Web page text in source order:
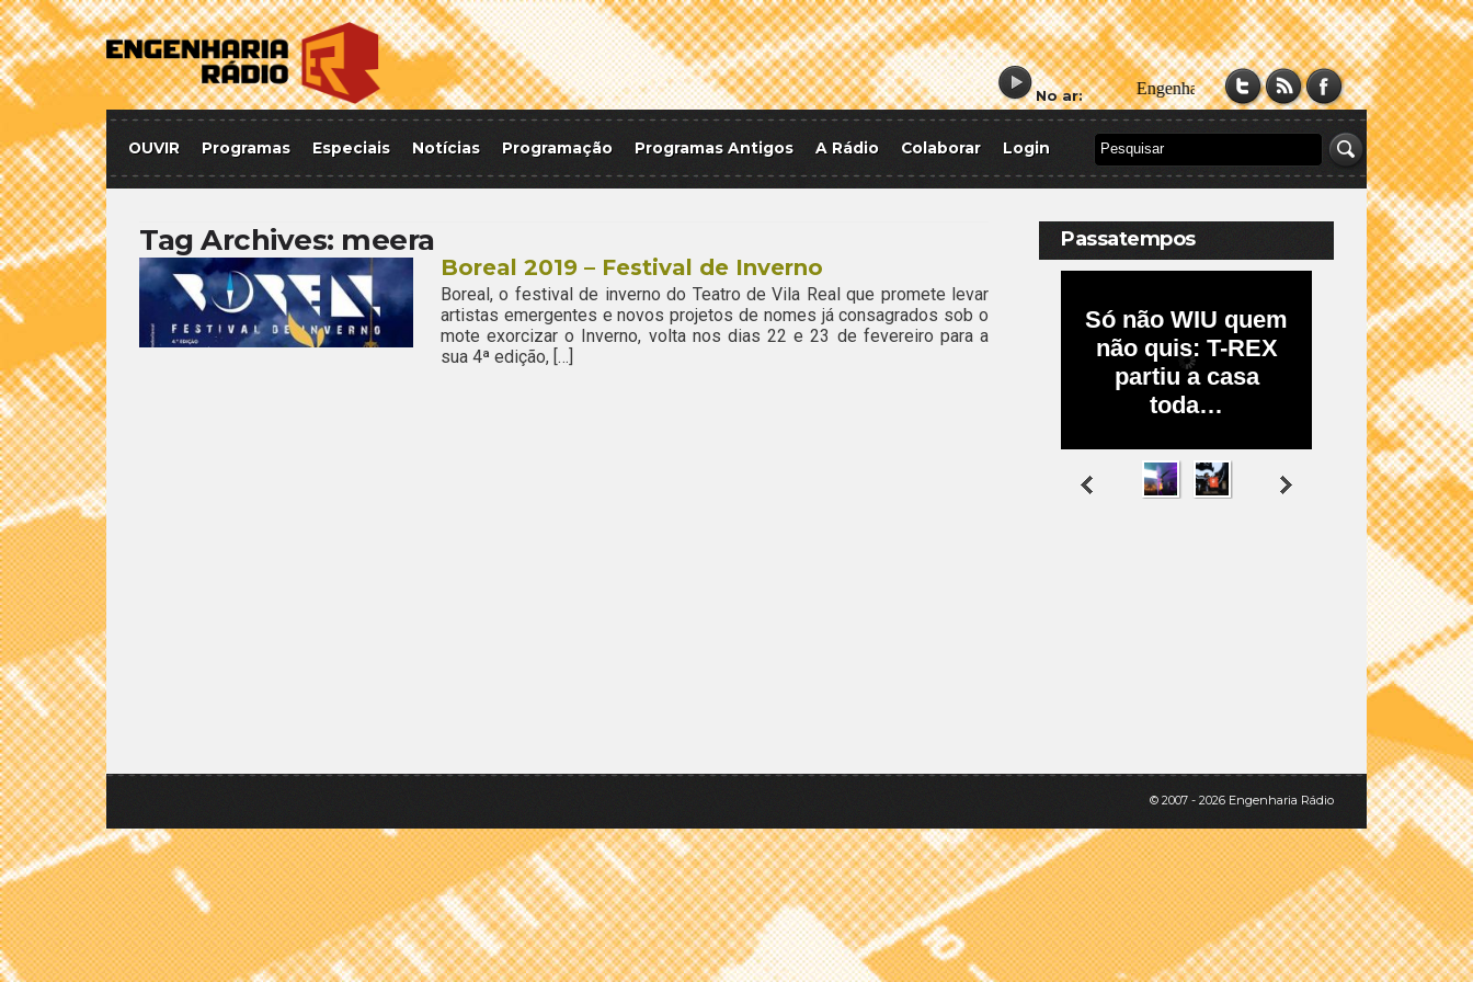
No ar:
OUVIR Programas Especiais Notícias Programação Programas Antigos A Rádio Colaborar Login
Tag Archives: meera
Boreal 2019 – Festival de Inverno
Boreal, o festival de inverno do Teatro de Vila Real que promete levar
artistas emergentes e novos projetos de nomes já consagrados sob o
mote exorcizar o Inverno, volta nos dias 22 e 23 de fevereiro para a
sua 4ª edição, […]
Passatempos
© 2007 - 2026 Engenharia Rádio